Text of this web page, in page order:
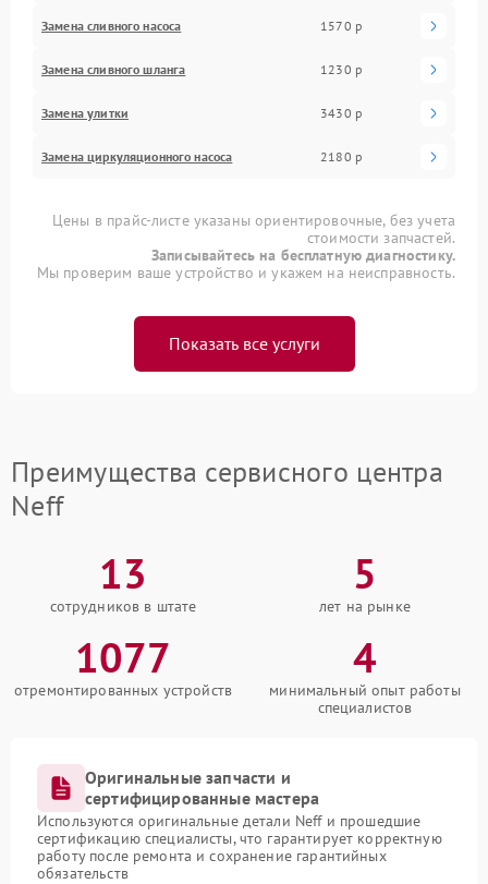
Замена сливного насоса 1570 р
Замена сливного шланга 1230 р
Замена улитки 3430 р
Замена циркуляционного насоса 2180 р
Цены в прайс-листе указаны ориентировочные, без учета
стоимости запчастей.
Записывайтесь на бесплатную диагностику.
Мы проверим ваше устройство и укажем на неисправность.
Показать все услуги
Преимущества сервисного центра
Neff
13
сотрудников в штате
5
лет на рынке
1077
отремонтированных устройств
4
минимальный опыт работы
специалистов
Оригинальные запчасти и
сертифицированные мастера
Используются оригинальные детали Neff и прошедшие
сертификацию специалисты, что гарантирует корректную
работу после ремонта и сохранение гарантийных
обязательств